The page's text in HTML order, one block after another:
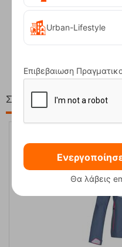
Compact Ocean Blue
Στη ίδια Τιμή!
Urban-Lifestyle
Επιβεβαιωση
Θα λάβεις